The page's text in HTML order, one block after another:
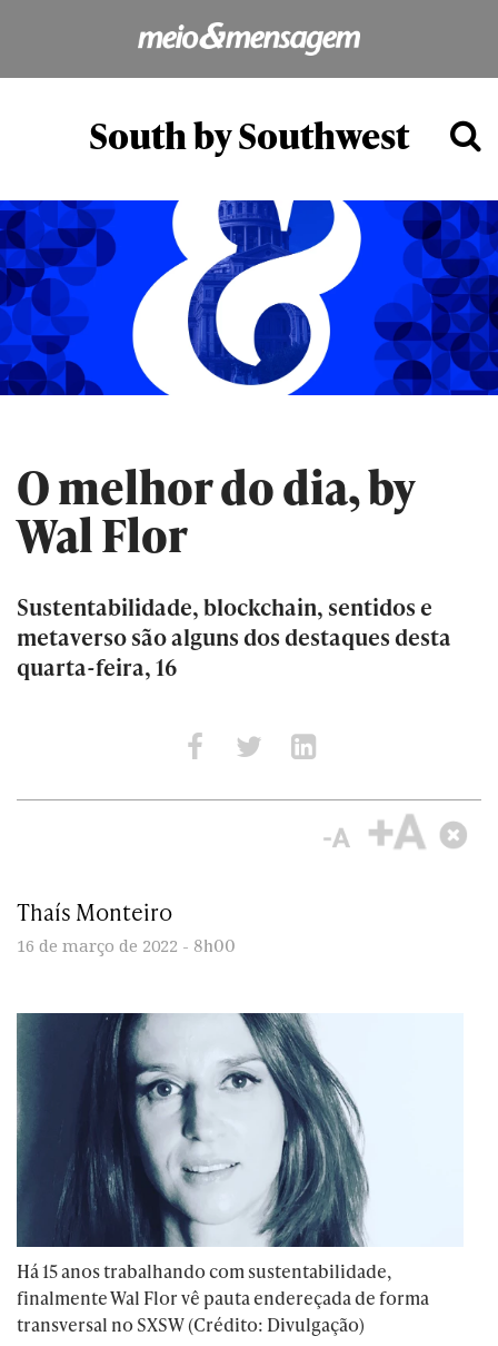
South by Southwest
O melhor do dia, by
Wal Flor
Sustentabilidade, blockchain, sentidos e
metaverso são alguns dos destaques desta
quarta-feira, 16
Thaís Monteiro
16 de março de 2022 - 8h00
Há 15 anos trabalhando com sustentabilidade,
finalmente Wal Flor vê pauta endereçada de forma
transversal no SXSW (Crédito: Divulgação)